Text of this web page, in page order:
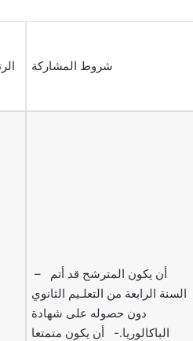
شروط المشاركة
– أن يكون المترشح قد أتم
السنة الرابعة من التعلـيم الثانوي
دون حصوله على شهادة
الباكالوريا.- أن يكون متمتعا